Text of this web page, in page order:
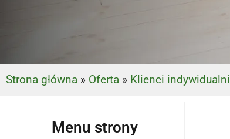
Strona główna » Oferta » Klienci indywidualni
Menu strony